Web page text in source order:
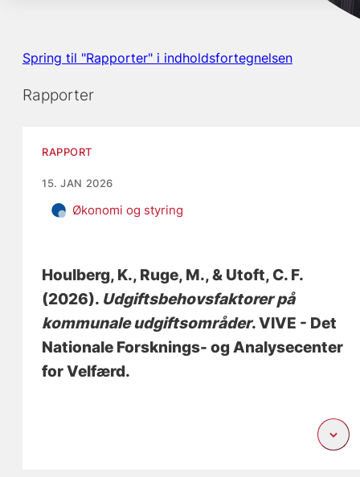
Spring til "Rapporter" i indholdsfortegnelsen
Rapporter
RAPPORT
15. JAN 2026
Økonomi og styring
Houlberg, K., Ruge, M., & Utoft, C. F.
(2026). Udgiftsbehovsfaktorer på
kommunale udgiftsområder. VIVE - Det
Nationale Forsknings- og Analysecenter
for Velfærd.